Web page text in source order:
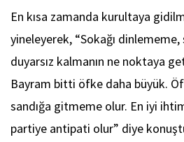
En kısa zamanda kurultaya
yineleyerek, “Sokağı
duyarsız kalmanın ne noktaya
Bayram bitti öfke daha büyük.
sandığa gitmeme olur. En iyi
partiye antipati olur” diye